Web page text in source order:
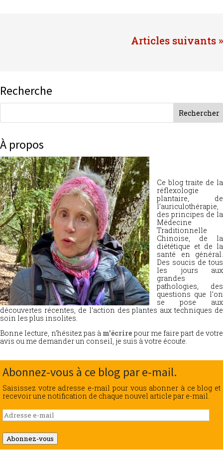
Entrées suivantes »
Recherche
À propos
Ce blog traite de la
réflexologie
plantaire, de
l’auriculothérapie,
des principes de la
Médecine
Traditionnelle
Chinoise, de la
diététique et de la
santé en général.
Des soucis de tous
les jours aux
grandes
pathologies, des
questions que l’on
se pose aux
découvertes récentes, de l’action des plantes aux techniques de
soin les plus insolites.
Bonne lecture, n’hésitez pas à m’écrire pour me faire part de votre
avis ou me demander un conseil, je suis à votre écoute.
Abonnez-vous à ce blog par e-mail.
Saisissez votre adresse e-mail pour vous abonner à ce blog et
recevoir une notification de chaque nouvel article par e-mail.
Adresse
e-
mail
Abonnez-vous